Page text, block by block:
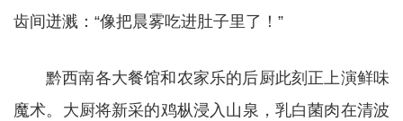
齿间迸溅：“像把晨雾吃进肚子里了！”
黔西南各大餐馆和农家乐的后厨此刻正上演鲜味
魔术。大厨将新采的鸡枞浸入山泉，乳白菌肉在清波